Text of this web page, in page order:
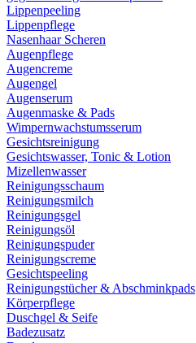
Lippenpeeling
Lippenpflege
Nasenhaar Scheren
Augenpflege
Augencreme
Augengel
Augenserum
Augenmaske & Pads
Wimpernwachstumsserum
Gesichtsreinigung
Gesichtswasser, Tonic & Lotion
Mizellenwasser
Reinigungsschaum
Reinigungsmilch
Reinigungsgel
Reinigungsöl
Reinigungspuder
Reinigungscreme
Gesichtspeeling
Reinigungstücher & Abschminkpads
Körperpflege
Duschgel & Seife
Badezusatz